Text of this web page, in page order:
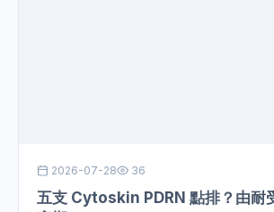
2026-07-28 36
五支 Cytoskin PDRN 點排？由耐